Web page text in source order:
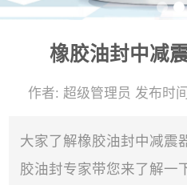
橡胶油封中减
作者: 超级管理员 发布时
大家了解橡胶油封中减震
胶油封专家带您来了解一